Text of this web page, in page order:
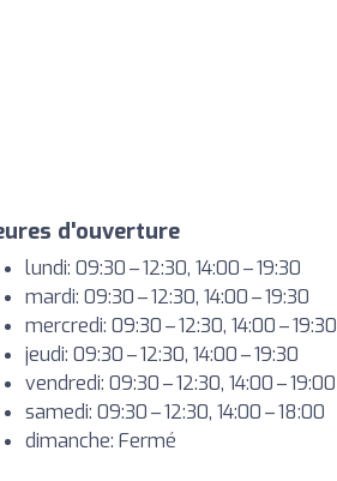
d'ouverture
lundi: 09:30 – 12:30, 14:00 – 19:30
mardi: 09:30 – 12:30, 14:00 – 19:30
mercredi: 09:30 – 12:30, 14:00 – 19:30
jeudi: 09:30 – 12:30, 14:00 – 19:30
vendredi: 09:30 – 12:30, 14:00 – 19:00
samedi: 09:30 – 12:30, 14:00 – 18:00
dimanche: Fermé